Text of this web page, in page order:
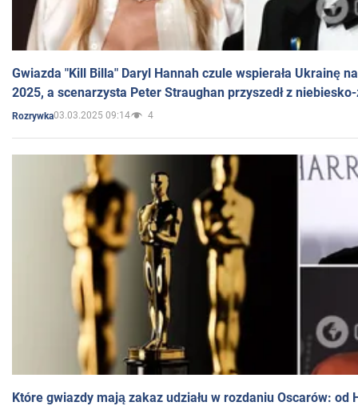
Gwiazda "Kill Billa" Daryl Hannah czule wspierała Ukrainę
2025, a scenarzysta Peter Straughan przyszedł z
Rozrywka03.03.2025 09:14 4
Które gwiazdy mają zakaz udziału w rozdaniu Oscarów: od